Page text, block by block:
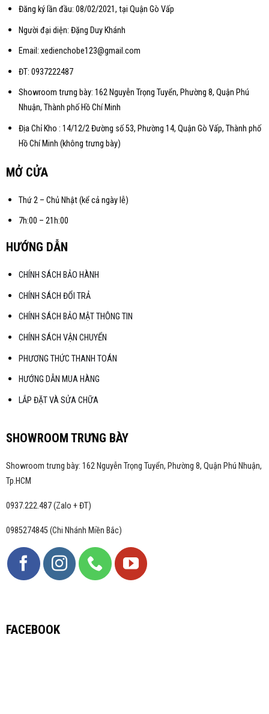
Đăng ký lần đầu: 08/02/2021, tại Quận Gò Vấp
Người đại diện: Đặng Duy Khánh
Email: xedienchobe123@gmail.com
ĐT: 0937222487
Showroom trưng bày: 162 Nguyễn Trọng Tuyển, Phường 8, Quận Phú
Nhuận, Thành phố Hồ Chí Minh
Địa Chỉ Kho : 14/12/2 Đường số 53, Phường 14, Quận Gò Vấp, Thành phố
Hồ Chí Minh (không trưng bày)
MỞ CỬA
Thứ 2 – Chủ Nhật (kể cả ngày lễ)
7h:00 – 21h:00
HƯỚNG DẪN
CHÍNH SÁCH BẢO HÀNH
CHÍNH SÁCH ĐỔI TRẢ
CHÍNH SÁCH BẢO MẬT THÔNG TIN
CHÍNH SÁCH VẬN CHUYỂN
PHƯƠNG THỨC THANH TOÁN
HƯỚNG DẪN MUA HÀNG
LẮP ĐẶT VÀ SỬA CHỮA
SHOWROOM TRƯNG BÀY
Showroom trưng bày: 162 Nguyễn Trọng Tuyển, Phường 8, Quận Phú Nhuận,
Tp.HCM
0937.222.487 (Zalo + ĐT)
0985274845 (Chi Nhánh Miền Bắc)
FACEBOOK